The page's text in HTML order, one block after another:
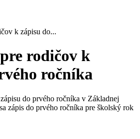
k zápisu do...
rodičov k
ročníka
do prvého ročníka v Základnej
zápis do prvého ročníka pre školský rok